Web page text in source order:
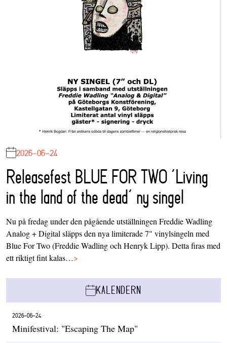
2026-06-24
Releasefest BLUE FOR TWO ‘Living
in the land of the dead’ ny singel
Nu på fredag under den pågående utställningen Freddie Wadling
Analog + Digital släpps den nya limiterade 7" vinylsingeln med
Blue For Two (Freddie Wadling och Henryk Lipp). Detta firas med
ett riktigt fint kalas…>
KALENDERN
2026-06-24
Minifestival: "Escaping The Map"